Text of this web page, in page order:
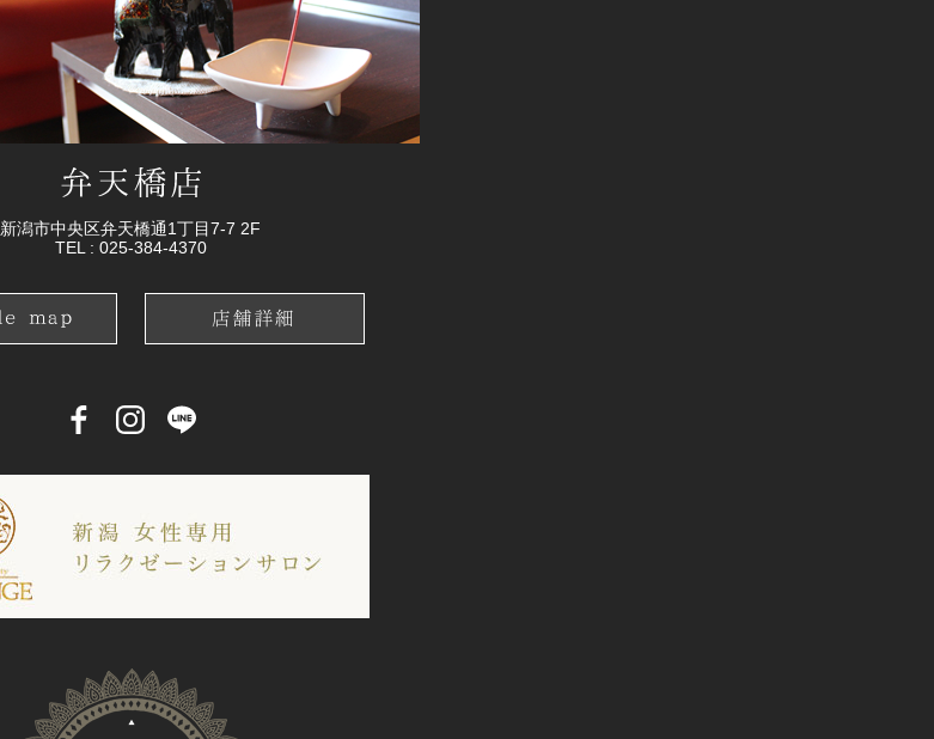
新潟市中央区弁天橋通1丁目7-7 2F
TEL : 025-384-4370